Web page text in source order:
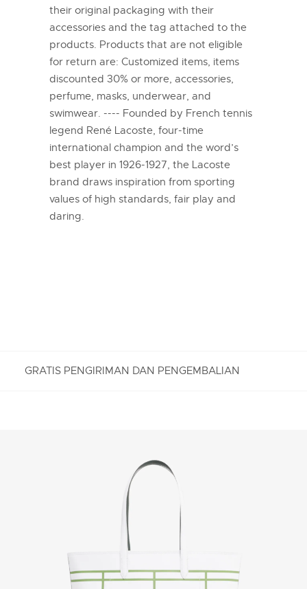
their original packaging with their
accessories and the tag attached to the
products. Products that are not eligible
for return are: Customized items, items
discounted 30% or more, accessories,
perfume, masks, underwear, and
swimwear. ---- Founded by French tennis
legend René Lacoste, four-time
international champion and the word’s
best player in 1926-1927, the Lacoste
brand draws inspiration from sporting
values of high standards, fair play and
daring.
GRATIS PENGIRIMAN DAN PENGEMBALIAN
Nikmati Pengembalian Gratis dengan proses
pengembalian mudah kami. Kami dapat menerima
pengembalian dalam jangka 7 hari sejak
diterimanya pesanan Anda yang dibeli di
Lacoste.com. Untuk mengembalikan produk, Anda
dapat mengirimkan email ke customerservice-
idn@lacoste.com. Mohon di perhatikan bahwa
beberapa produk tidak dapat dikembalikan seperti